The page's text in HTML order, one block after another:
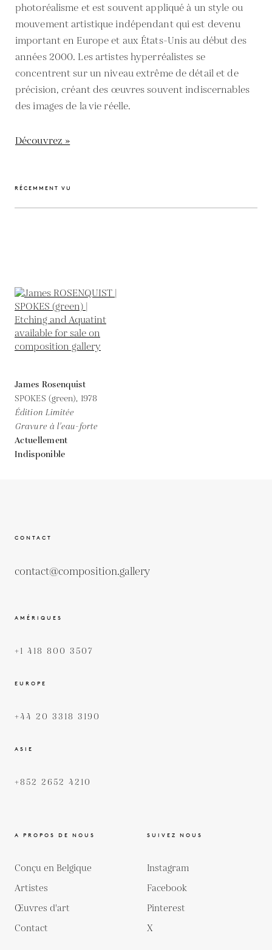
photoréalisme et est souvent appliqué à un style ou
mouvement artistique indépendant qui est devenu
important en Europe et aux États-Unis au début des
années 2000. Les artistes hyperréalistes se
concentrent sur un niveau extrême de détail et de
précision, créant des œuvres souvent indiscernables
des images de la vie réelle.
Découvrez »
RÉCEMMENT VU
James Rosenquist
SPOKES (green), 1978
Édition Limitée
Gravure à l'eau-forte
Actuellement
Indisponible
CONTACT
contact@composition.gallery
AMÉRIQUES
+1 418 800 3507
EUROPE
+44 20 3318 3190
ASIE
+852 2652 4210
A PROPOS DE NOUS
Conçu en Belgique
Artistes
Œuvres d'art
Contact
SUIVEZ NOUS
Instagram
Facebook
Pinterest
X